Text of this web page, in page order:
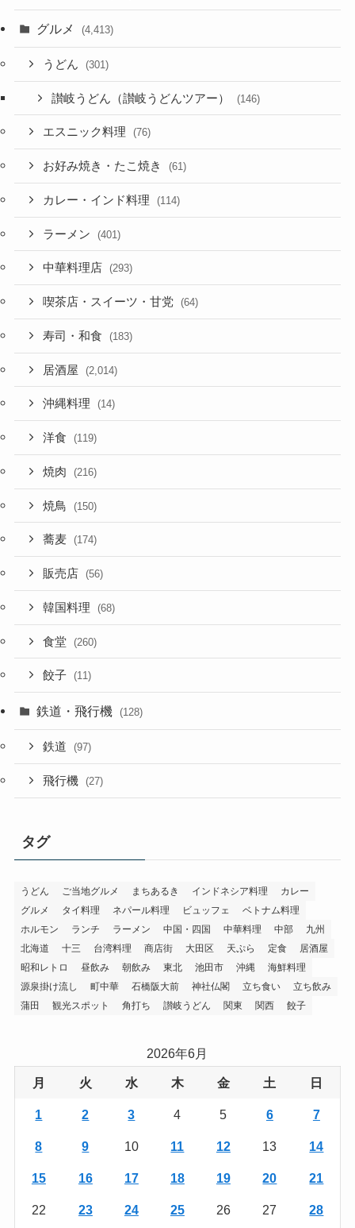
グルメ (4,413)
うどん (301)
讃岐うどん（讃岐うどんツアー） (146)
エスニック料理 (76)
お好み焼き・たこ焼き (61)
カレー・インド料理 (114)
ラーメン (401)
中華料理店 (293)
喫茶店・スイーツ・甘党 (64)
寿司・和食 (183)
居酒屋 (2,014)
沖縄料理 (14)
洋食 (119)
焼肉 (216)
焼鳥 (150)
蕎麦 (174)
販売店 (56)
韓国料理 (68)
食堂 (260)
餃子 (11)
鉄道・飛行機 (128)
鉄道 (97)
飛行機 (27)
タグ
うどん ご当地グルメ まちあるき インドネシア料理
カレー
グルメ
タイ料理 ネパール料理 ビュッフェ
ベトナム料理
ホルモン
ランチ ラーメン 中国・四国 中華料理 中部
九州
北海道
十三 台湾料理 商店街 大田区 天ぷら 定食
居酒屋
昭和レトロ
昼飲み 朝飲み 東北 池田市 沖縄
海鮮料理
源泉掛け流し
町中華 石橋阪大前 神社仏閣 立ち食い
立ち飲み
蒲田
観光スポット 角打ち 讃岐うどん 関東 関西 餃子
2026年6月
月 火 水 木 金 土 日
1 2 3 4 5 6 7
8 9 10 11 12 13 14
15 16 17 18 19 20 21
22 23 24 25 26 27 28